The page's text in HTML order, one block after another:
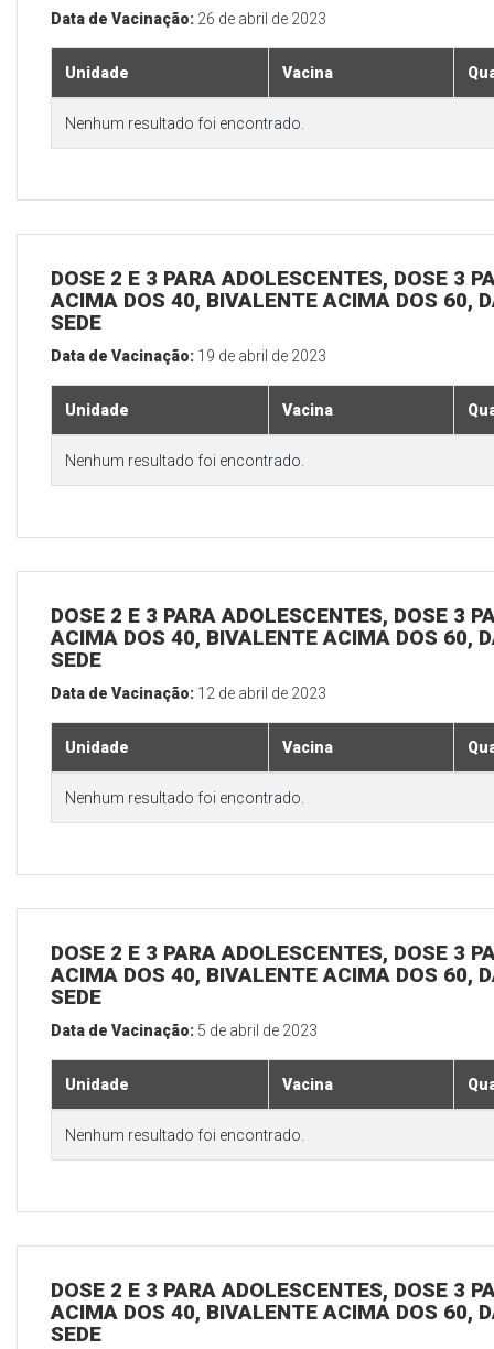
Data de Vacinação: 26 de abril de 2023
Unidade Vacina
Nenhum resultado foi encontrado.
DOSE 2 E 3 PARA ADOLESCENTES, DOSE 3
ACIMA DOS 40, BIVALENTE ACIMA DOS 60,
SEDE
Data de Vacinação: 19 de abril de 2023
Unidade Vacina
Nenhum resultado foi encontrado.
DOSE 2 E 3 PARA ADOLESCENTES, DOSE 3
ACIMA DOS 40, BIVALENTE ACIMA DOS 60,
SEDE
Data de Vacinação: 12 de abril de 2023
Unidade Vacina
Nenhum resultado foi encontrado.
DOSE 2 E 3 PARA ADOLESCENTES, DOSE 3
ACIMA DOS 40, BIVALENTE ACIMA DOS 60,
SEDE
Data de Vacinação: 5 de abril de 2023
Unidade Vacina
Nenhum resultado foi encontrado.
DOSE 2 E 3 PARA ADOLESCENTES, DOSE 3
ACIMA DOS 40, BIVALENTE ACIMA DOS 60,
SEDE